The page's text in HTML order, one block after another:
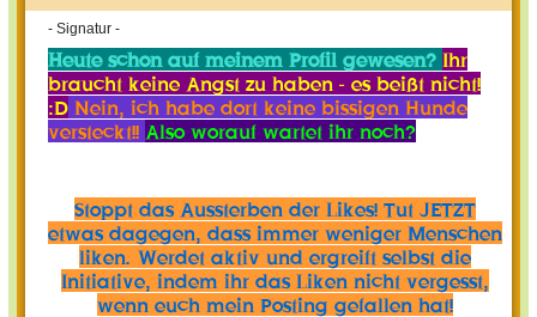
- Signatur -
Heute schon auf meinem Profil gewesen? Ihr
braucht keine Angst zu haben - es beißt nicht!
:D Nein, ich habe dort keine bissigen Hunde
versteckt!! Also worauf wartet ihr noch?
Stoppt das Aussterben der Likes! Tut JETZT
etwas dagegen, dass immer weniger Menschen
liken. Werdet aktiv und ergreift selbst die
Initiative, indem ihr das Liken nicht vergesst,
wenn euch mein Posting gefallen hat!